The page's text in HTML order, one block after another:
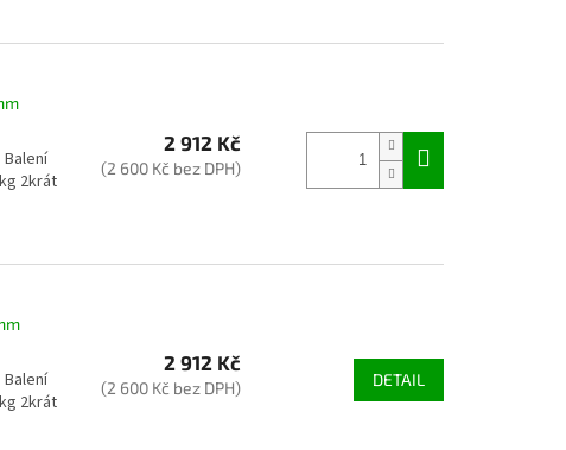
2krát
2 912 Kč
(2 600 Kč bez DPH)
2krát
2 912 Kč
(2 600 Kč bez DPH) DETAIL